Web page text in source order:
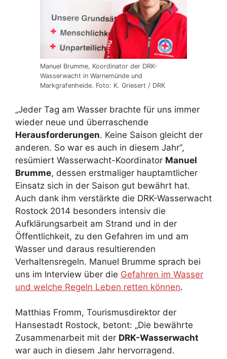
Manuel Brumme, Koordinator der DRK-
Wasserwacht in Warnemünde und
Markgrafenheide. Foto: K. Griesert / DRK
„Jeder Tag am Wasser brachte für uns immer
wieder neue und überraschende
Herausforderungen. Keine Saison gleicht der
anderen. So war es auch in diesem Jahr“,
resümiert Wasserwacht-Koordinator Manuel
Brumme, dessen erstmaliger hauptamtlicher
Einsatz sich in der Saison gut bewährt hat.
Auch dank ihm verstärkte die DRK-Wasserwacht
Rostock 2014 besonders intensiv die
Aufklärungsarbeit am Strand und in der
Öffentlichkeit, zu den Gefahren im und am
Wasser und daraus resultierenden
Verhaltensregeln. Manuel Brumme sprach bei
uns im Interview über die Gefahren im Wasser
und welche Regeln Leben retten können.
Matthias Fromm, Tourismusdirektor der
Hansestadt Rostock, betont: „Die bewährte
Zusammenarbeit mit der DRK-Wasserwacht
war auch in diesem Jahr hervorragend.